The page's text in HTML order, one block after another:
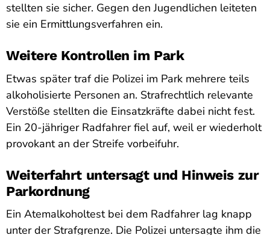
stellten sie sicher. Gegen den Jugendlichen leiteten
sie ein Ermittlungsverfahren ein.
Weitere Kontrollen im Park
Etwas später traf die Polizei im Park mehrere teils
alkoholisierte Personen an. Strafrechtlich relevante
Verstöße stellten die Einsatzkräfte dabei nicht fest.
Ein 20-jähriger Radfahrer fiel auf, weil er wiederholt
provokant an der Streife vorbeifuhr.
Weiterfahrt untersagt und Hinweis zur
Parkordnung
Ein Atemalkoholtest bei dem Radfahrer lag knapp
unter der Strafgrenze. Die Polizei untersagte ihm die